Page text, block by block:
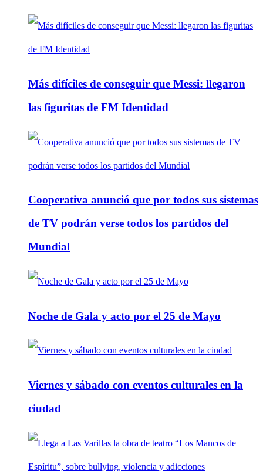
Más difíciles de conseguir que Messi: llegaron
las figuritas de FM Identidad
Cooperativa anunció que por todos sus sistemas
de TV podrán verse todos los partidos del
Mundial
Noche de Gala y acto por el 25 de Mayo
Viernes y sábado con eventos culturales en la
ciudad